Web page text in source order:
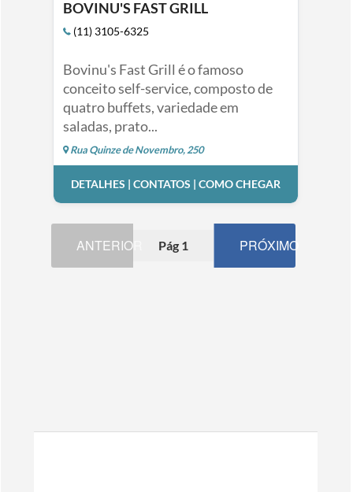
BOVINU'S FAST GRILL
(11) 3105-6325
Bovinu's Fast Grill é o famoso
conceito self-service, composto de
quatro buffets, variedade em
saladas, prato...
Rua Quinze de Novembro, 250
DETALHES | CONTATOS | COMO CHEGAR
ANTERIOR Pág 1 PRÓXIMO